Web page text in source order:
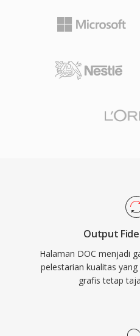
Output
Halaman DOC menjadi
pelestarian kualitas
grafis tetap